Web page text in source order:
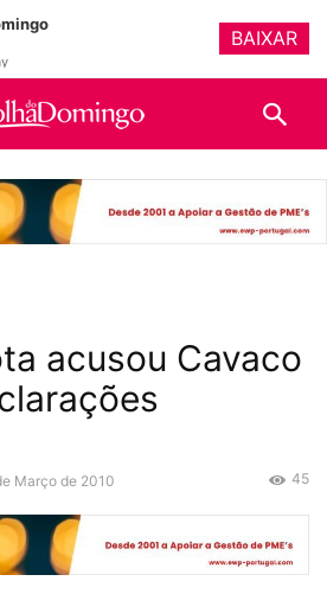
acusou Cavaco
Março de 2010 45
BAIXAR